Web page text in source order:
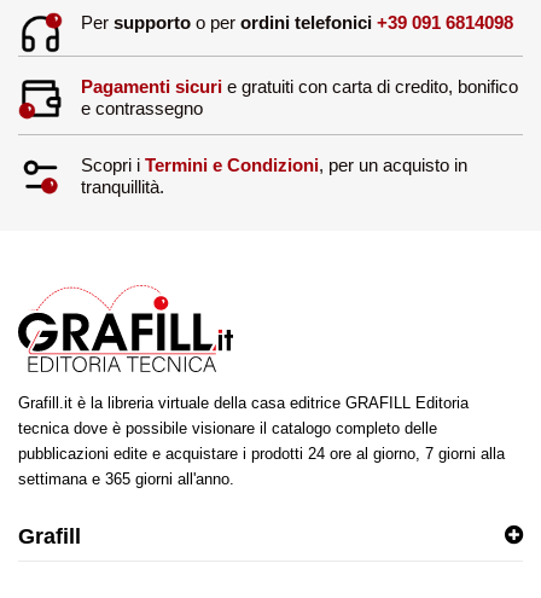
Per supportoo per ordini telefonici +39 091 6814098
Pagamenti sicurie gratuiti con carta di credito, bonifico
e contrassegno
Scopri i Termini e Condizioni, per un acquisto in
tranquillità.
Grafill.it è la libreria virtuale della casa editrice GRAFILL Editoria
tecnica dove è possibile visionare il catalogo completo delle
pubblicazioni edite e acquistare i prodotti 24 ore al giorno, 7 giorni alla
settimana e 365 giorni all'anno.
Grafill